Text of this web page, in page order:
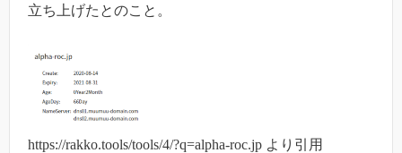
立ち上げたとのこと。
https://rakko.tools/tools/4/?q=alpha-roc.jp より引用